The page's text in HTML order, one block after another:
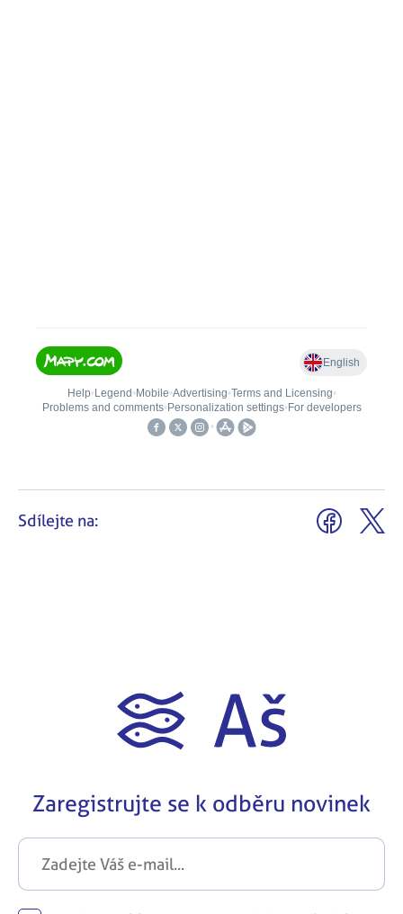
Sdílejte na:
Zaregistrujte se k odběru novinek